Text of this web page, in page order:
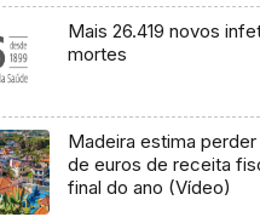
Mais 26.419 novos
mortes
Madeira estima perder
de euros de receita
final do ano (Vídeo)